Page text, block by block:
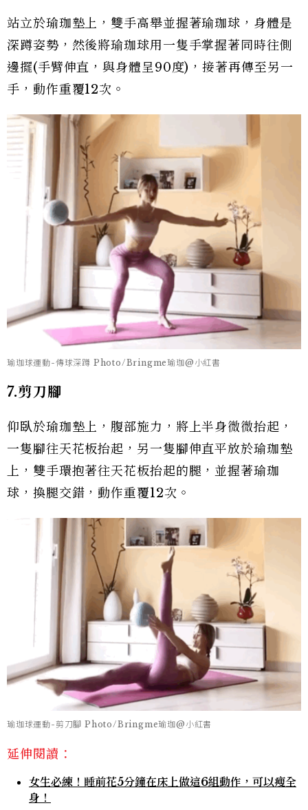
站立於瑜珈墊上，雙手高舉並握著瑜珈球，身體是
深蹲姿勢，然後將瑜珈球用一隻手掌握著同時往側
邊擺(手臂伸直，與身體呈90度)，接著再傳至另一
手，動作重覆12次。
瑜珈球運動-傳球深蹲 Photo/Bringme瑜珈@小紅書
7.剪刀腳
仰臥於瑜珈墊上，腹部施力，將上半身微微抬起，
一隻腳往天花板抬起，另一隻腳伸直平放於瑜珈墊
上，雙手環抱著往天花板抬起的腿，並握著瑜珈
球，換腿交錯，動作重覆12次。
瑜珈球運動-剪刀腳 Photo/Bringme瑜珈@小紅書
延伸閱讀：
女生必練！睡前花5分鐘在床上做這6組動作，可以瘦全
身！